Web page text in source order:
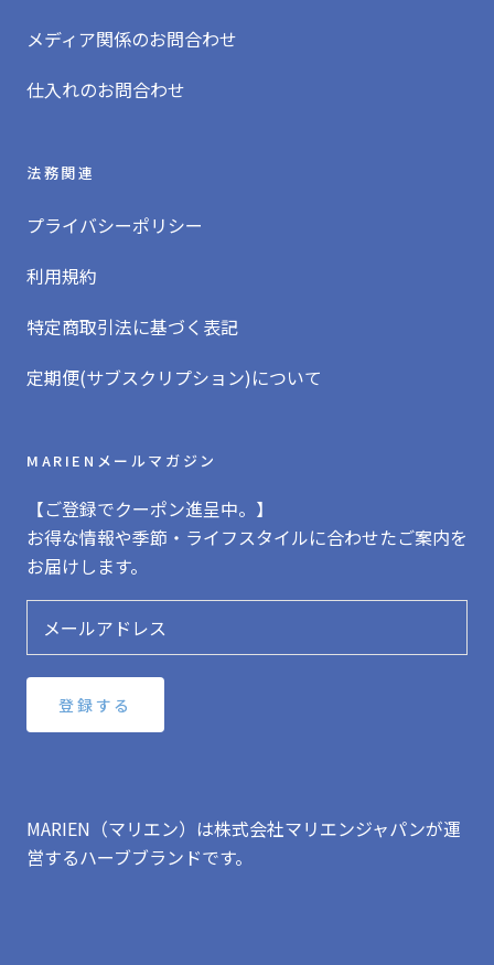
メディア関係のお問合わせ
仕入れのお問合わせ
法務関連
プライバシーポリシー
利用規約
特定商取引法に基づく表記
定期便(サブスクリプション)について
MARIENメールマガジン
【ご登録でクーポン進呈中。】
お得な情報や季節・ライフスタイルに合わせたご案内を
お届けします。
登録する
MARIEN（マリエン）は株式会社マリエンジャパンが運
営するハーブブランドです。